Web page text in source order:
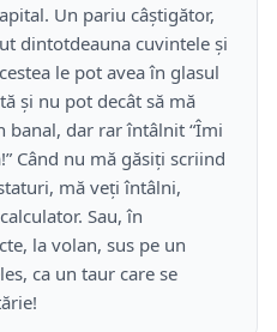
Un pariu câştigător,
dintotdeauna cuvintele şi
le pot avea în glasul
şi nu pot decât să mă
banal, dar rar întâlnit “Îmi
Când nu mă găsiţi scriind
mă veţi întâlni,
Sau, în
la volan, sus pe un
ca un taur care se